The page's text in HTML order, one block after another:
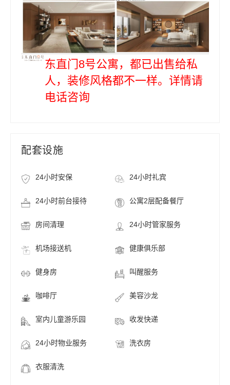
东直门8号公寓，都已出售给私
人，装修风格都不一样。详情请
电话咨询
配套设施
24小时安保 24小时礼宾
24小时前台接待 公寓2层配备餐厅
房间清理 24小时管家服务
机场接送机 健康俱乐部
健身房 叫醒服务
咖啡厅 美容沙龙
室内儿童游乐园 收发快递
24小时物业服务 洗衣房
衣服清洗